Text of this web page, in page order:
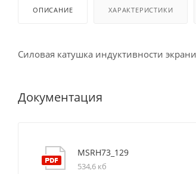
ОПИСАНИЕ ХАРАКТЕРИСТИКИ
Силовая катушка индуктивности
Документация
MSRH73_129
534,6 кб